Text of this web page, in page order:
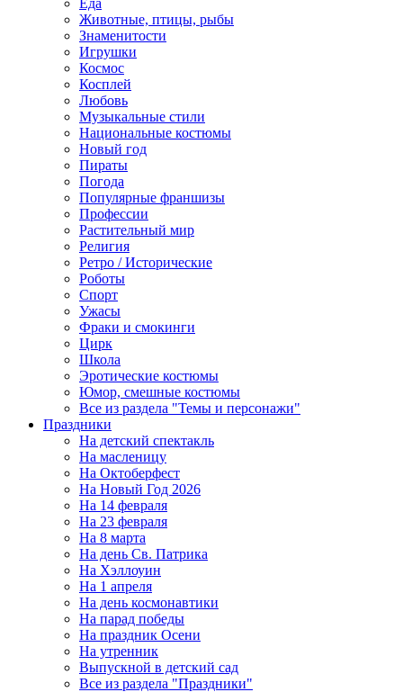
Еда
Животные, птицы, рыбы
Знаменитости
Игрушки
Космос
Косплей
Любовь
Музыкальные стили
Национальные костюмы
Новый год
Пираты
Погода
Популярные франшизы
Профессии
Растительный мир
Религия
Ретро / Исторические
Роботы
Спорт
Ужасы
Фраки и смокинги
Цирк
Школа
Эротические костюмы
Юмор, смешные костюмы
Все из раздела "Темы и персонажи"
Праздники
На детский спектакль
На масленицу
На Октоберфест
На Новый Год 2026
На 14 февраля
На 23 февраля
На 8 марта
На день Св. Патрика
На Хэллоуин
На 1 апреля
На день космонавтики
На парад победы
На праздник Осени
На утренник
Выпускной в детский сад
Все из раздела "Праздники"